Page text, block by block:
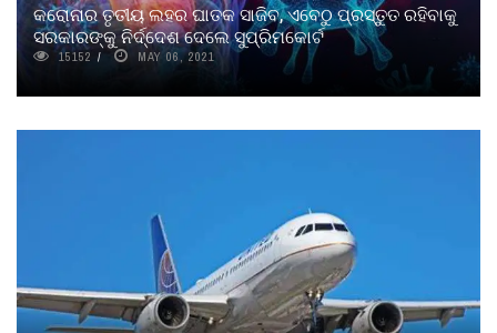
କରୋନାର ତୃତୀୟ ଲହର ଘାତକ ସାଜିବ, ଏବେଠୁ ପ୍ରସ୍ତୁତ ରହିବାକୁ
ସରକାରଙ୍କୁ ନିର୍ଦ୍ଦେଶ ଦେଲେ ସୁପ୍ରିମକୋର୍ଟ
15152 MAY 06, 2021